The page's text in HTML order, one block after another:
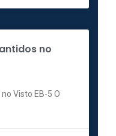
no
Visto EB-5 O